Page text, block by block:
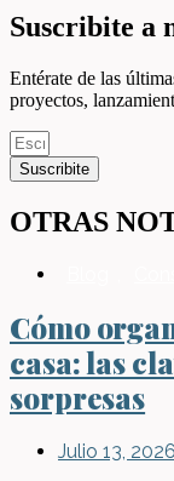
Suscribite a
Entérate de las
proyectos,
Suscribite
OTRAS
Cómo
casa: las
sorpresas
Julio 13, 2026